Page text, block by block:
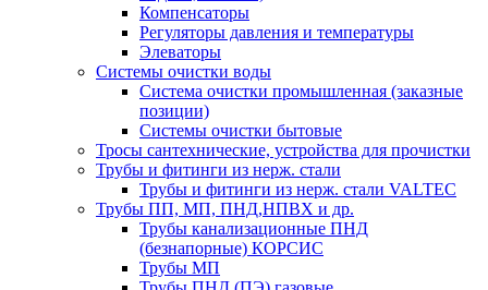
Компенсаторы
Регуляторы давления и температуры
Элеваторы
Системы очистки воды
Система очистки промышленная (заказные
позиции)
Системы очистки бытовые
Тросы сантехнические, устройства для прочистки
Трубы и фитинги из нерж. стали
Трубы и фитинги из нерж. стали VALTEC
Трубы ПП, МП, ПНД,НПВХ и др.
Трубы канализационные ПНД
(безнапорные) КОРСИС
Трубы МП